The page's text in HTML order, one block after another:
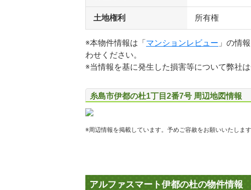
土地権利 所有権
※本物件情報は「 マンションレビュー 」の情
わせください。
※当情報を基に発生した損害等について弊社
糸島市伊都の杜1丁目2番7号 周辺地図情報
※周辺情報を掲載しています。予めご容赦をお願いいたします
アルファスマート伊都の杜の物件情報